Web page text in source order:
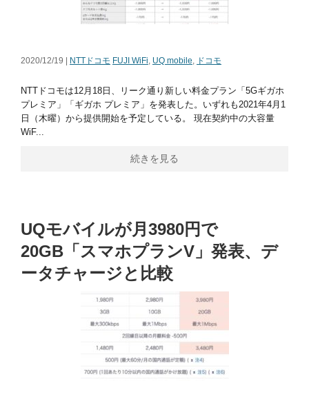
2020/12/19 | NTTドコモ FUJI WiFi, UQ mobile, ドコモ
NTTドコモは12月18日、リーク通り新しい料金プラン「5Gギガホ
プレミア」「ギガホ プレミア」を発表した。いずれも2021年4月1
日（木曜）から提供開始を予定している。 現在契約中の大容量
WiF...
続きを見る
UQモバイルが月3980円で
20GB「スマホプランV」発表、デ
ータチャージと比較